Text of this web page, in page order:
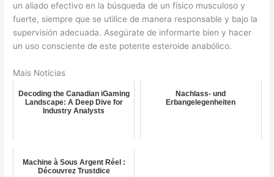
un aliado efectivo en la búsqueda de un físico musculoso y
fuerte, siempre que se utilice de manera responsable y bajo la
supervisión adecuada. Asegúrate de informarte bien y hacer
un uso consciente de este potente esteroide anabólico.
Mais Notícias
Decoding the Canadian iGaming
Landscape: A Deep Dive for
Industry Analysts
Nachlass- und
Erbangelegenheiten
Machine à Sous Argent Réel :
Découvrez Trustdice